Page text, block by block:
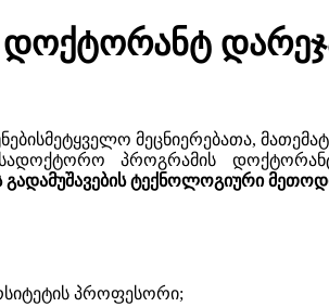
მეცნიერებათა,
სადოქტორო პროგრამის
გადამუშავების ტექნოლოგიური
პროფესორი;